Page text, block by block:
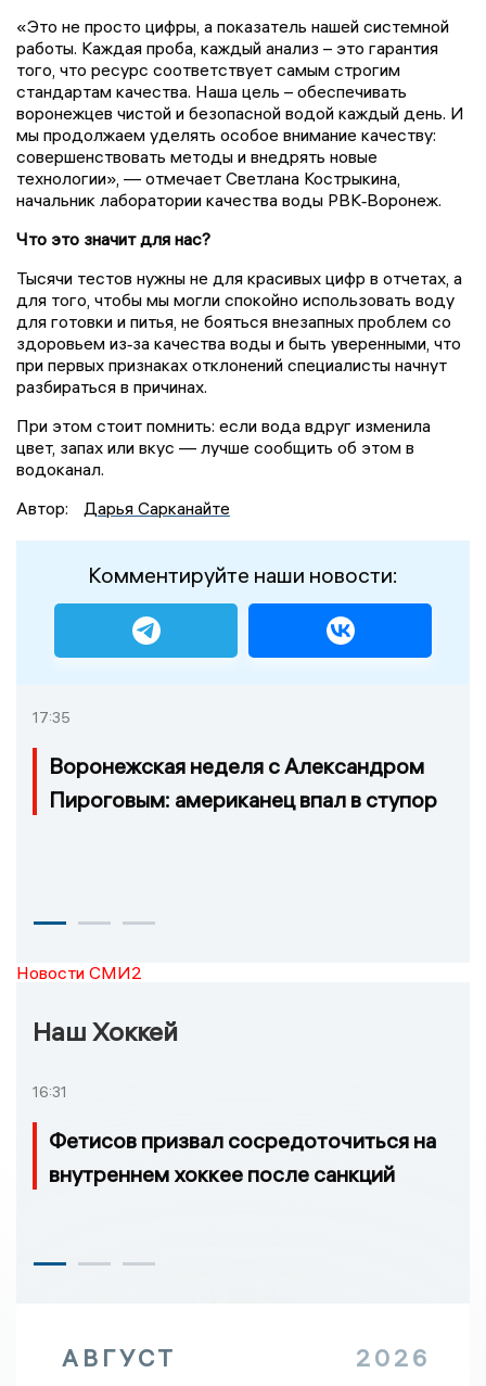
«Это не просто цифры, а показатель нашей системной
работы. Каждая проба, каждый анализ – это гарантия
того, что ресурс соответствует самым строгим
стандартам качества. Наша цель – обеспечивать
воронежцев чистой и безопасной водой каждый день. И
мы продолжаем уделять особое внимание качеству:
совершенствовать методы и внедрять новые
технологии», — отмечает Светлана Кострыкина,
начальник лаборатории качества воды РВК‑Воронеж.
Что это значит для нас?
Тысячи тестов нужны не для красивых цифр в отчетах, а
для того, чтобы мы могли спокойно использовать воду
для готовки и питья, не бояться внезапных проблем со
здоровьем из‑за качества воды и быть уверенными, что
при первых признаках отклонений специалисты начнут
разбираться в причинах.
При этом стоит помнить: если вода вдруг изменила
цвет, запах или вкус — лучше сообщить об этом в
водоканал.
Автор:
Дарья Сарканайте
Комментируйте наши новости:
17:35
Воронежская неделя с Александром
Пироговым: американец впал в ступор
Новости СМИ2
Наш Хоккей
16:31
Фетисов призвал сосредоточиться на
внутреннем хоккее после санкций
АВГУСТ 2026